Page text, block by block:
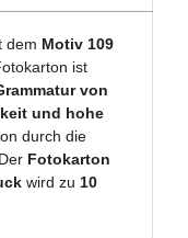
dem Motiv 109
ist
von
und hohe
durch die
Fotokarton
wird zu10